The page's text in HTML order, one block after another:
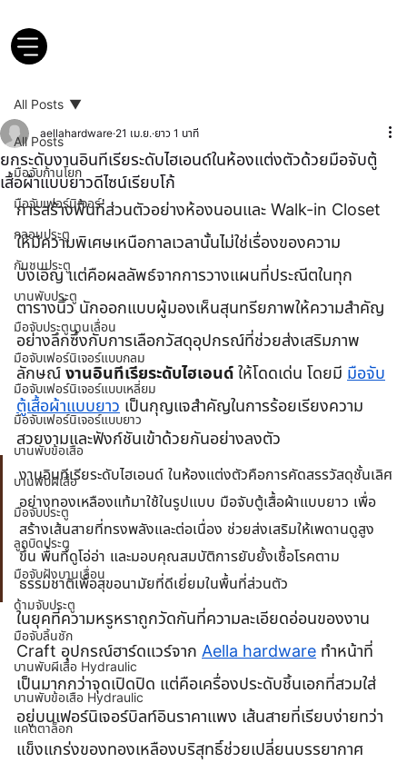
All Posts
มือจับก้านโยก
มือจับเฟอร์นิเจอร์
กลอนประตู
กันชนประตู
บานพับประตู
มือจับประตูบานเลื่อน
มือจับเฟอร์นิเจอร์แบบกลม
มือจับเฟอร์นิเจอร์แบบเหลี่ยม
มือจับเฟอร์นิเจอร์แบบยาว
บานพับข้อเสือ
บานพับผีเสื้อ
มือจับประตู
ลูกบิดประตู
มือจับฝังบานเลื่อน
ด้ามจับประตู
มือจับลิ้นชัก
บานพับผีเสื้อ Hydraulic
บานพับข้อเสือ Hydraulic
แคตตาล็อก
All Posts
ยกระดับงานอินทีเรียระดับไฮเอนด์ในห้องแต่งตัวด้วยมือจับตู้
เสื้อผ้าแบบยาวดีไซน์เรียบโก้
aellahardware 21 เม.ย. ยาว 1 นาที
การสร้างพื้นที่ส่วนตัวอย่างห้องนอนและ Walk-in Closet
ให้มีความพิเศษเหนือกาลเวลานั้นไม่ใช่เรื่องของความ
บังเอิญ แต่คือผลลัพธ์จากการวางแผนที่ประณีตในทุก
ตารางนิ้ว นักออกแบบผู้มองเห็นสุนทรียภาพให้ความสำคัญ
อย่างลึกซึ้งกับการเลือกวัสดุอุปกรณ์ที่ช่วยส่งเสริมภาพ
ลักษณ์ งานอินทีเรียระดับไฮเอนด์ ให้โดดเด่น โดยมี มือจับ
ตู้เสื้อผ้าแบบยาว เป็นกุญแจสำคัญในการร้อยเรียงความ
สวยงามและฟังก์ชันเข้าด้วยกันอย่างลงตัว
งานอินทีเรียระดับไฮเอนด์ ในห้องแต่งตัวคือการคัดสรรวัสดุชั้นเลิศ
อย่างทองเหลืองแท้มาใช้ในรูปแบบ มือจับตู้เสื้อผ้าแบบยาว เพื่อ
สร้างเส้นสายที่ทรงพลังและต่อเนื่อง ช่วยส่งเสริมให้เพดานดูสูง
ขึ้น พื้นที่ดูโอ่อ่า และมอบคุณสมบัติการยับยั้งเชื้อโรคตาม
ธรรมชาติเพื่อสุขอนามัยที่ดีเยี่ยมในพื้นที่ส่วนตัว
ในยุคที่ความหรูหราถูกวัดกันที่ความละเอียดอ่อนของงาน
Craft อุปกรณ์ฮาร์ดแวร์จาก Aella hardware ทำหน้าที่
เป็นมากกว่าจุดเปิดปิด แต่คือเครื่องประดับชิ้นเอกที่สวมใส่
อยู่บนเฟอร์นิเจอร์บิลท์อินราคาแพง เส้นสายที่เรียบง่ายทว่า
แข็งแกร่งของทองเหลืองบริสุทธิ์ช่วยเปลี่ยนบรรยากาศ